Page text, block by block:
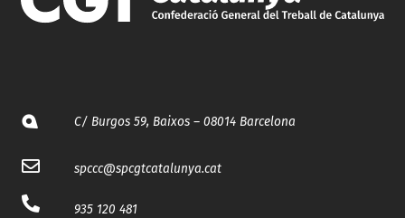
C/ Burgos 59, Baixos – 08014 Barcelona
spccc@spcgtcatalunya.cat
935 120 481